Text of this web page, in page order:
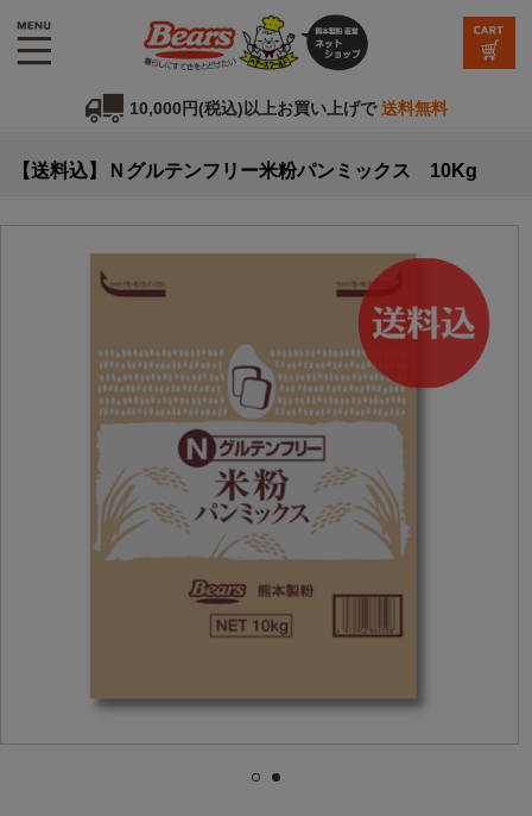
10,000円(税込)以上お買い上げで送料無料
【送料込】Ｎグルテンフリー米粉パンミックス 10Kg